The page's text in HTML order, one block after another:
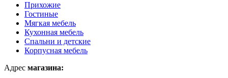
Прихожие
Гостиные
Мягкая мебель
Кухонная мебель
Спальни и детские
Корпусная мебель
Адрес магазина: